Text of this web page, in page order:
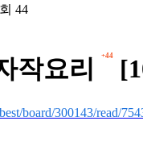
44
작요리 +44
board/300143/read/